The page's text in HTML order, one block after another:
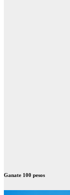
Ganate 100 pesos